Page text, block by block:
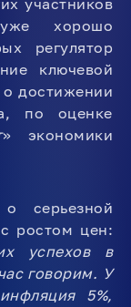
участников
хорошо
регулятор
ключевой
о достижении
по оценке
» экономики
серьезной
ростом цен:
успехов в
говорим. У
5%,